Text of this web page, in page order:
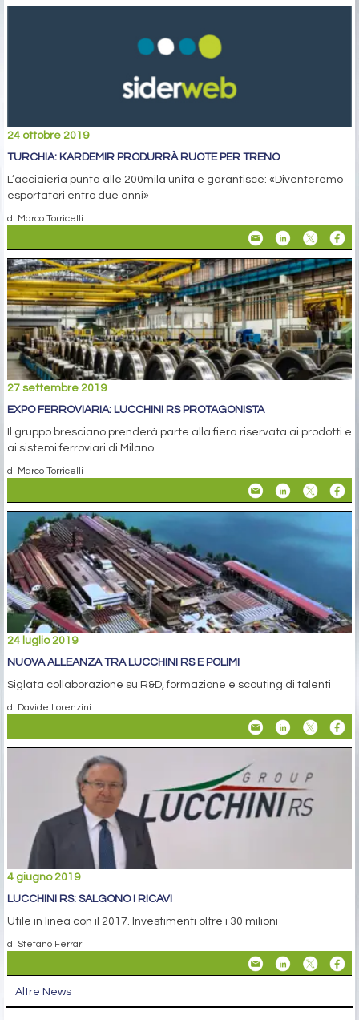
24 ottobre 2019
TURCHIA: KARDEMIR PRODURRÀ RUOTE PER TRENO
L’acciaieria punta alle 200mila unità e garantisce: «Diventeremo
esportatori entro due anni»
di Marco Torricelli
27 settembre 2019
EXPO FERROVIARIA: LUCCHINI RS PROTAGONISTA
Il gruppo bresciano prenderà parte alla fiera riservata ai prodotti e
ai sistemi ferroviari di Milano
di Marco Torricelli
24 luglio 2019
NUOVA ALLEANZA TRA LUCCHINI RS E POLIMI
Siglata collaborazione su R&D, formazione e scouting di talenti
di Davide Lorenzini
4 giugno 2019
LUCCHINI RS: SALGONO I RICAVI
Utile in linea con il 2017. Investimenti oltre i 30 milioni
di Stefano Ferrari
Altre News